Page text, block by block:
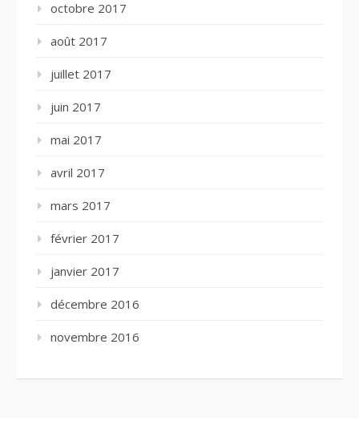
octobre 2017
août 2017
juillet 2017
juin 2017
mai 2017
avril 2017
mars 2017
février 2017
janvier 2017
décembre 2016
novembre 2016